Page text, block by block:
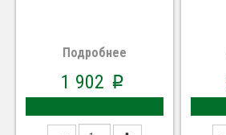
Подробнее
1 902 p